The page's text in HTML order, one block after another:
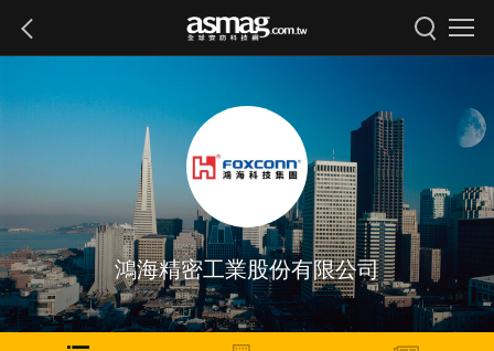
鴻海精密工業股份有限公司